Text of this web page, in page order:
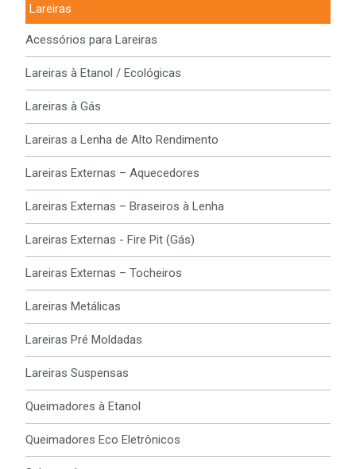
Lareiras
Acessórios para Lareiras
Lareiras à Etanol / Ecológicas
Lareiras à Gás
Lareiras a Lenha de Alto Rendimento
Lareiras Externas – Aquecedores
Lareiras Externas – Braseiros à Lenha
Lareiras Externas - Fire Pit (Gás)
Lareiras Externas – Tocheiros
Lareiras Metálicas
Lareiras Pré Moldadas
Lareiras Suspensas
Queimadores à Etanol
Queimadores Eco Eletrônicos